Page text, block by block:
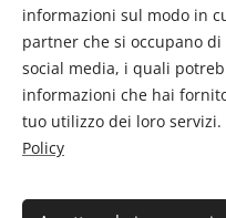
informazioni sul modo in
partner che si occupano
social media, i quali
informazioni che hai
tuo utilizzo dei loro
Policy